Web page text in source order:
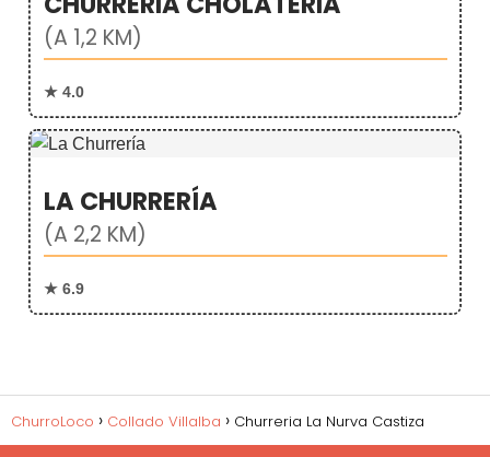
(A 1,2 KM)
★ 4.0
LA CHURRERÍA
(A 2,2 KM)
★ 6.9
ChurroLoco Collado Villalba Churreria La Nurva Castiza